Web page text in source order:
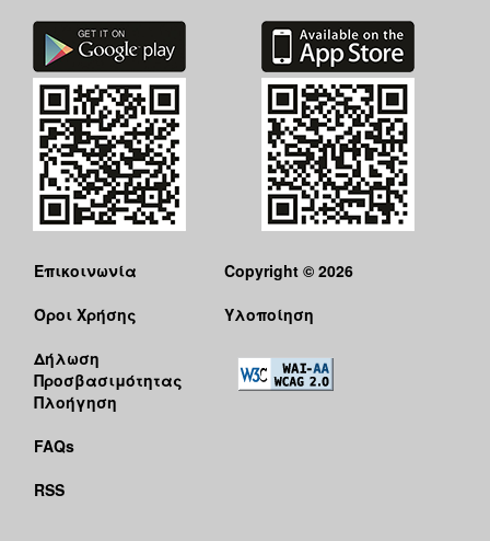
ΤΟΠΟΣ
ΔΗΜΟΣ
ΠΟΛΙΤΙΣΜΟΣ
Επικοινωνία
Όροι Χρήσης
Δήλωση
Προσβασιμότητας
Πλοήγηση
FAQs
RSS
Copyright © 2026
Υλοποίηση